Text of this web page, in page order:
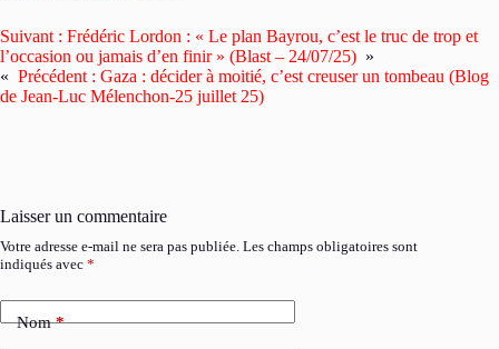
Suivant : Frédéric Lordon : « Le plan Bayrou, c’est le truc de trop et
l’occasion ou jamais d’en finir » (Blast – 24/07/25) »
« Précédent : Gaza : décider à moitié, c’est creuser un tombeau (Blog
de Jean-Luc Mélenchon-25 juillet 25)
Laisser un commentaire
Votre adresse e-mail ne sera pas publiée. Les champs obligatoires sont
indiqués avec *
Nom*